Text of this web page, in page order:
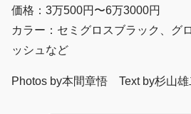
価格：3万500円〜6万3000円
カラー：セミグロスブラック、グ
ッシュなど
Photos by本間章悟 Text by杉山雄